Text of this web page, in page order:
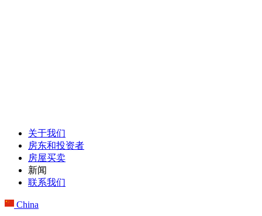
关于我们
房东和投资者
房屋买卖
新闻
联系我们
China